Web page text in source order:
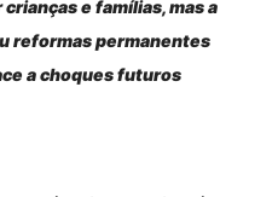
e famílias, mas a
reformas permanentes
a choques futuros